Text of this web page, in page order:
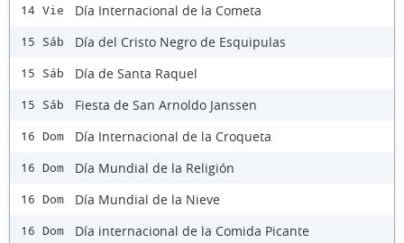
14 Vie Día Internacional de la Cometa
15 Sáb Día del Cristo Negro de Esquipulas
15 Sáb Día de Santa Raquel
15 Sáb Fiesta de San Arnoldo Janssen
16 Dom Día Internacional de la Croqueta
16 Dom Día Mundial de la Religión
16 Dom Día Mundial de la Nieve
16 Dom Día internacional de la Comida Picante